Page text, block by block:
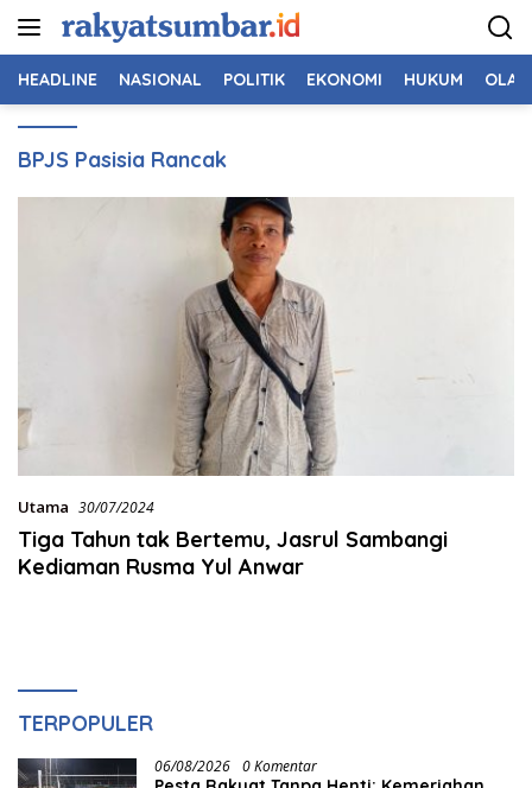
HEADLINE NASIONAL POLITIK EKONOMI HUKUM
BPJS Pasisia Rancak
Utama 30/07/2024
Tiga Tahun tak Bertemu, Jasrul Sambangi
Kediaman Rusma Yul Anwar
TERPOPULER
06/08/2026 0 Komentar